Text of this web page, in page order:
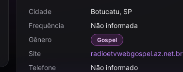
Cidade
Botucatu, SP
Frequência
Não informada
Gênero
Gospel
Site
radioetvwebgospel.az.net.br
Telefone
Não informado